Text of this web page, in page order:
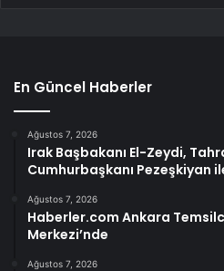
En Güncel Haberler
Ağustos 7, 2026
Irak Başbakanı El-Zeydi,
Cumhurbaşkanı Pezeşkiyan
Ağustos 7, 2026
Haberler.com Ankara
Merkezi’nde
Ağustos 7, 2026